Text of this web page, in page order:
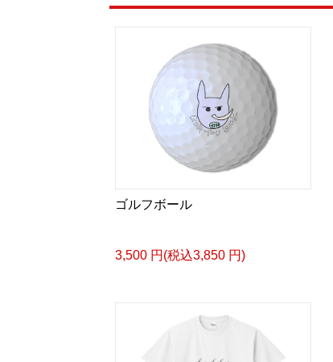
ゴルフボール
3,500 円(税込3,850 円)